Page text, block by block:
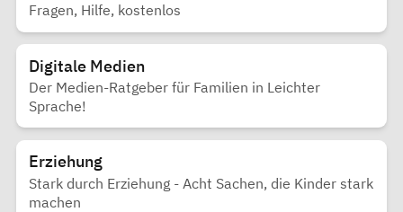
Fragen, Hilfe, kostenlos
Digitale Medien
Der Medien-Ratgeber für Familien in Leichter
Sprache!
Erziehung
Stark durch Erziehung - Acht Sachen, die Kinder stark
machen